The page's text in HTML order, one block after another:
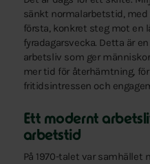
sänkt normalarbetstid,
första, konkret steg mot en
fyradagarsvecka. Detta är
arbetsliv som ger
mer tid för återhämtning,
fritidsintressen och
Ett modernt
arbetstid
På 1970-talet var samhället